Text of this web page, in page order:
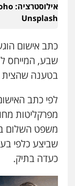
Unsplash
כתב אישום
שבע, המייחס
בטענה שהצית
לפי כתב
מפרקליטות
משפט השלום
שביצע כלפי
כעדה בתיק.